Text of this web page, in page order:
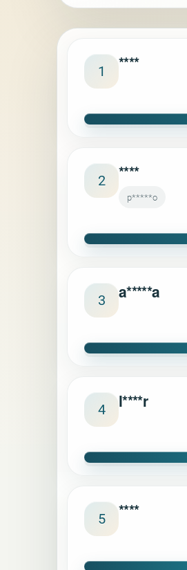
1 ****
2 ****
p*****o
3 a*****a
4 l****r
5 ****